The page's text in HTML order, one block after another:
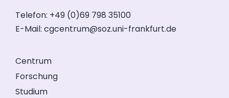
Telefon: +49 (0)69 798 35100
E-Mail: cgcentrum@soz.uni-frankfurt.de
Centrum
Forschung
Studium